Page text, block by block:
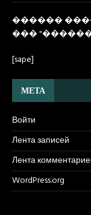
������
���
[sape]
МЕТА
Войти
Лента записей
Лента
WordPress.org